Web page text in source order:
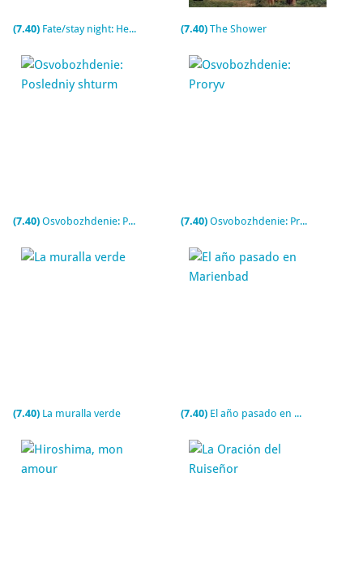
(7.40) Fate/stay night: Heaven's Feel III. Spring Song (7.40)The Shower
(7.40) Osvobozhdenie: Posledniy shturm (7.40)Osvobozhdenie: Proryv
(7.40) La muralla verde (7.40) El año pasado en Marienbad